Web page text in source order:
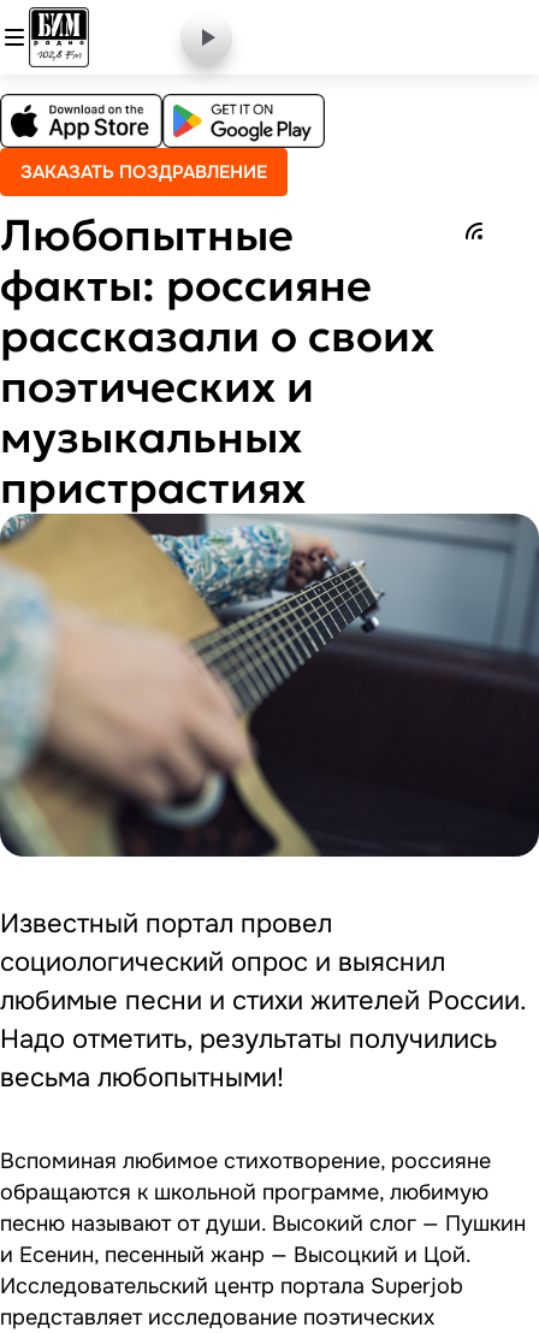
ЗАКАЗАТЬ ПОЗДРАВЛЕНИЕ
Любопытные
факты: россияне
рассказали о своих
поэтических и
музыкальных
пристрастиях
Известный портал провел
социологический опрос и выяснил
любимые песни и стихи жителей России.
Надо отметить, результаты получились
весьма любопытными!
Вспоминая любимое стихотворение, россияне
обращаются к школьной программе, любимую
песню называют от души. Высокий слог — Пушкин
и Есенин, песенный жанр — Высоцкий и Цой.
Исследовательский центр портала Superjob
представляет исследование поэтических